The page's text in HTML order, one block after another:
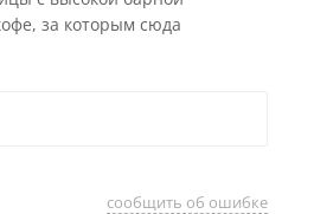
за которым сюда
сообщить об ошибке